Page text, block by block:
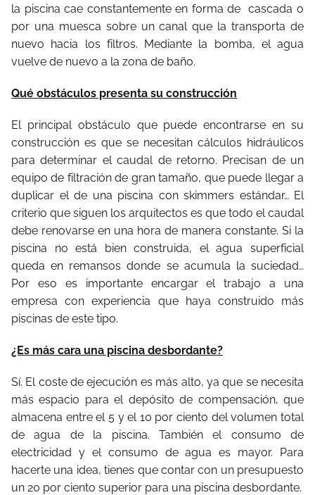
la piscina cae constantemente en forma de cascada o
por una muesca sobre un canal que la transporta de
nuevo hacia los filtros. Mediante la bomba, el agua
vuelve de nuevo a la zona de baño.
Qué obstáculos presenta su construcción
El principal obstáculo que puede encontrarse en su
construcción es que se necesitan cálculos hidráulicos
para determinar el caudal de retorno. Precisan de un
equipo de filtración de gran tamaño, que puede llegar a
duplicar el de una piscina con skimmers estándar… El
criterio que siguen los arquitectos es que todo el caudal
debe renovarse en una hora de manera constante. Si la
piscina no está bien construida, el agua superficial
queda en remansos donde se acumula la suciedad…
Por eso es importante encargar el trabajo a una
empresa con experiencia que haya construido más
piscinas de este tipo.
¿Es más cara una piscina desbordante?
Sí. El coste de ejecución es más alto, ya que se necesita
más espacio para el depósito de compensación, que
almacena entre el 5 y el 10 por ciento del volumen total
de agua de la piscina. También el consumo de
electricidad y el consumo de agua es mayor. Para
hacerte una idea, tienes que contar con un presupuesto
un 20 por ciento superior para una piscina desbordante.